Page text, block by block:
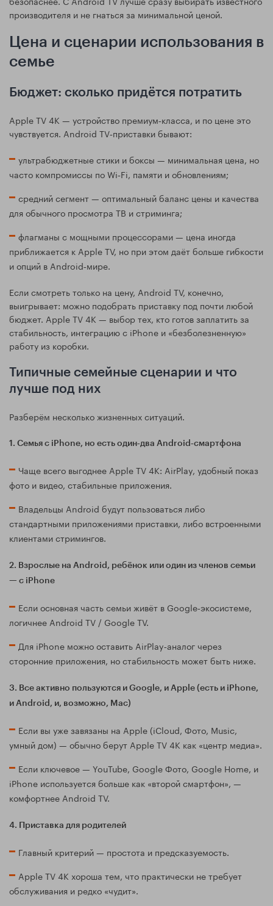
производителя и не гнаться за минимальной ценой.
Цена и сценарии использования в
семье
Бюджет: сколько придётся потратить
Apple TV 4K — устройство премиум‑класса, и по цене это
чувствуется. Android TV‑приставки бывают:
ультрабюджетные стики и боксы — минимальная цена, но
часто компромиссы по Wi‑Fi, памяти и обновлениям;
средний сегмент — оптимальный баланс цены и качества
для обычного просмотра ТВ и стриминга;
флагманы с мощными процессорами — цена иногда
приближается к Apple TV, но при этом даёт больше гибкости
и опций в Android‑мире.
Если смотреть только на цену, Android TV, конечно,
выигрывает: можно подобрать приставку под почти любой
бюджет. Apple TV 4K — выбор тех, кто готов заплатить за
стабильность, интеграцию с iPhone и «безболезненную»
работу из коробки.
Типичные семейные сценарии и что
лучше под них
Разберём несколько жизненных ситуаций.
1. Семья с iPhone, но есть один‑два Android‑смартфона
Чаще всего выгоднее Apple TV 4K: AirPlay, удобный показ
фото и видео, стабильные приложения.
Владельцы Android будут пользоваться либо
стандартными приложениями приставки, либо встроенными
клиентами стримингов.
2. Взрослые на Android, ребёнок или один из членов семьи
— с iPhone
Если основная часть семьи живёт в Google‑экосистеме,
логичнее Android TV / Google TV.
Для iPhone можно оставить AirPlay‑аналог через
сторонние приложения, но стабильность может быть ниже.
3. Все активно пользуются и Google, и Apple (есть и iPhone,
и Android, и, возможно, Mac)
Если вы уже завязаны на Apple (iCloud, Фото, Music,
умный дом) — обычно берут Apple TV 4K как «центр медиа».
Если ключевое — YouTube, Google Фото, Google Home, и
iPhone используется больше как «второй смартфон», —
комфортнее Android TV.
4. Приставка для родителей
Главный критерий — простота и предсказуемость.
Apple TV 4K хороша тем, что практически не требует
обслуживания и редко «чудит».